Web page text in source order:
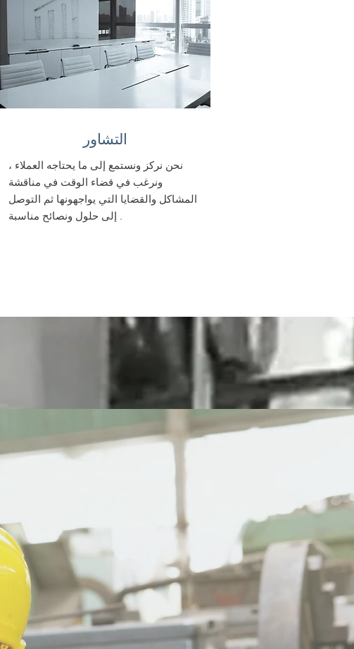
التشاور
نحن نركز ونستمع إلى ما يحتاجه العملاء ،
ونرغب في قضاء الوقت في مناقشة
المشاكل والقضايا التي يواجهونها ثم التوصل
إلى حلول ونصائح مناسبة .